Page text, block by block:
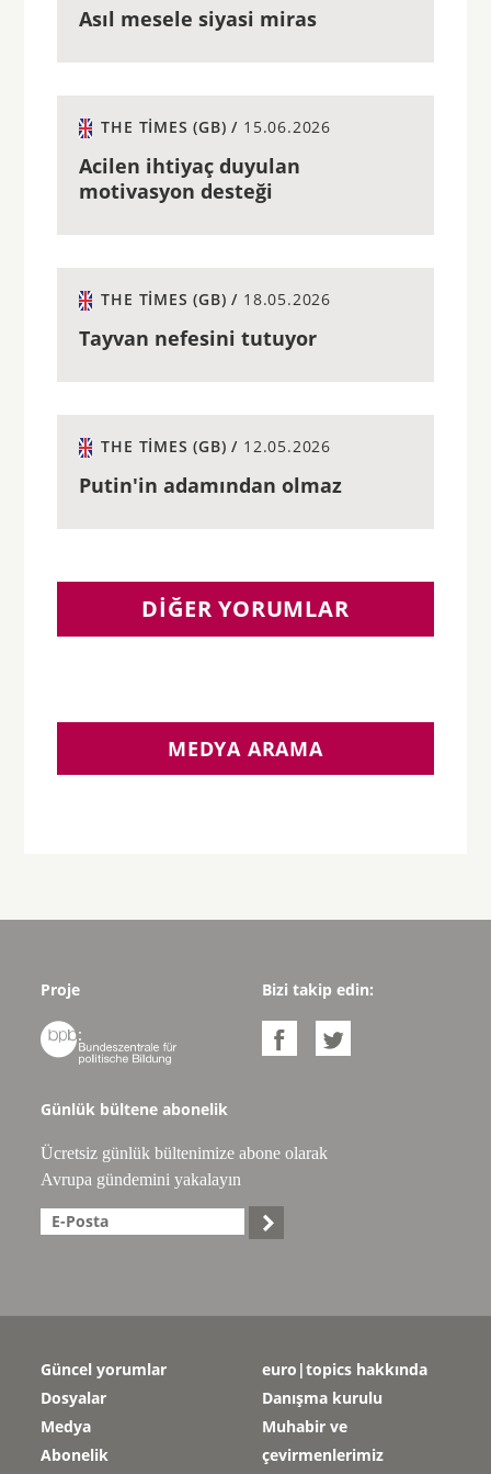
Asıl mesele siyasi miras
THE TIMES (GB) / 15.06.2026
Acilen ihtiyaç duyulan
motivasyon desteği
THE TIMES (GB) / 18.05.2026
Tayvan nefesini tutuyor
THE TIMES (GB) / 12.05.2026
Putin'in adamından olmaz
DIĞER YORUMLAR
MEDYA ARAMA
Proje

Bizi takip edin:
 
Günlük bültene abonelik
Ücretsiz günlük bültenimize abone olarak
Avrupa gündemini yakalayın

Güncel yorumlar
Dosyalar
Medya
Abonelik
euro|topics hakkında
Danışma kurulu
Muhabir ve
çevirmenlerimiz